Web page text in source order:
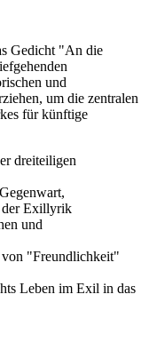
Gedicht "An die
und
um die zentralen
für künftige
dreiteiligen
der Exillyrik
und
von "Freundlichkeit"
Leben im Exil in das